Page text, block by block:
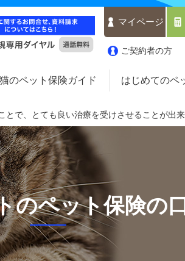
マイページ
ご契約者の方
猫のペット保険ガイド はじめてのペ
とで、とても良い治療を受けさせることが出来
のペット保険の